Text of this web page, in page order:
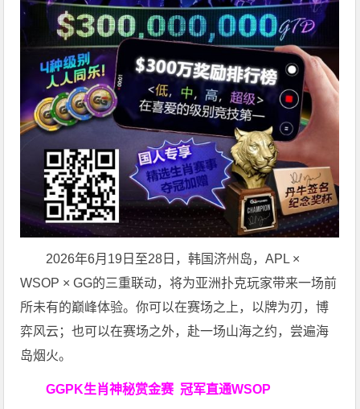
2026年6月19日至28日，韩国济州岛，APL ×
WSOP × GG的三重联动，将为亚洲扑克玩家带来一场前
所未有的巅峰体验。你可以在赛场之上，以牌为刃，博
弈风云；也可以在赛场之外，赴一场山海之约，尝遍海
岛烟火。
GGPK生肖神秘赏金赛冠军直通WSOP